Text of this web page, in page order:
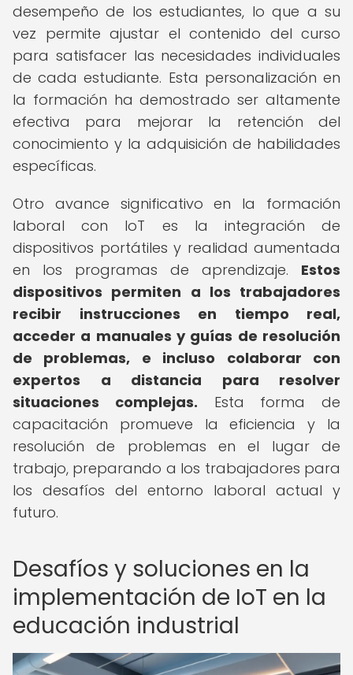
desempeño de los estudiantes, lo que a su
vez permite ajustar el contenido del curso
para satisfacer las necesidades individuales
de cada estudiante. Esta personalización en
la formación ha demostrado ser altamente
efectiva para mejorar la retención del
conocimiento y la adquisición de habilidades
específicas.
Otro avance significativo en la formación
laboral con IoT es la integración de
dispositivos portátiles y realidad aumentada
en los programas de aprendizaje. Estos
dispositivos permiten a los trabajadores
recibir instrucciones en tiempo real,
acceder a manuales y guías de resolución
de problemas, e incluso colaborar con
expertos a distancia para resolver
situaciones complejas. Esta forma de
capacitación promueve la eficiencia y la
resolución de problemas en el lugar de
trabajo, preparando a los trabajadores para
los desafíos del entorno laboral actual y
futuro.
Desafíos y soluciones en la
implementación de IoT en la
educación industrial